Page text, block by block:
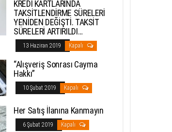
KREDİ KARTLARINDA
TAKSİTLENDİRME SÜRELERİ
YENİDEN DEĞİŞTİ. TAKSİT
SÜRELERİ ARTIRILDI…
13 Haziran 2019 Kapalı
“Alışveriş Sonrası Cayma
Hakkı”
10 Şubat 2019 Kapalı
Her Satış İlanına Kanmayın
6 Şubat 2019 Kapalı